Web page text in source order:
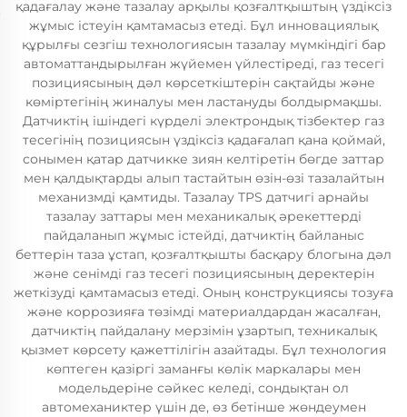
қадағалау және тазалау арқылы қозғалтқыштың үздіксіз
жұмыс істеуін қамтамасыз етеді. Бұл инновациялық
құрылғы сезгіш технологиясын тазалау мүмкіндігі бар
автоматтандырылған жүйемен үйлестіреді, газ тесегі
позициясының дәл көрсеткіштерін сақтайды және
көміртегінің жиналуы мен ластануды болдырмақшы.
Датчиктің ішіндегі күрделі электрондық тізбектер газ
тесегінің позициясын үздіксіз қадағалап қана қоймай,
сонымен қатар датчикке зиян келтіретін бөгде заттар
мен қалдықтарды алып тастайтын өзін-өзі тазалайтын
механизмді қамтиды. Тазалау TPS датчигі арнайы
тазалау заттары мен механикалық әрекеттерді
пайдаланып жұмыс істейді, датчиктің байланыс
беттерін таза ұстап, қозғалтқышты басқару блогына дәл
және сенімді газ тесегі позициясының деректерін
жеткізуді қамтамасыз етеді. Оның конструкциясы тозуға
және коррозияға төзімді материалдардан жасалған,
датчиктің пайдалану мерзімін ұзартып, техникалық
қызмет көрсету қажеттілігін азайтады. Бұл технология
көптеген қазіргі заманғы көлік маркалары мен
модельдеріне сәйкес келеді, сондықтан ол
автомеханиктер үшін де, өз бетінше жөндеумен